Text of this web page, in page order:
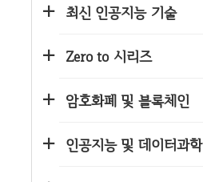
최신 인공지능 기술
Zero to 시리즈
암호화폐 및 블록체인
인공지능 및 데이터과학